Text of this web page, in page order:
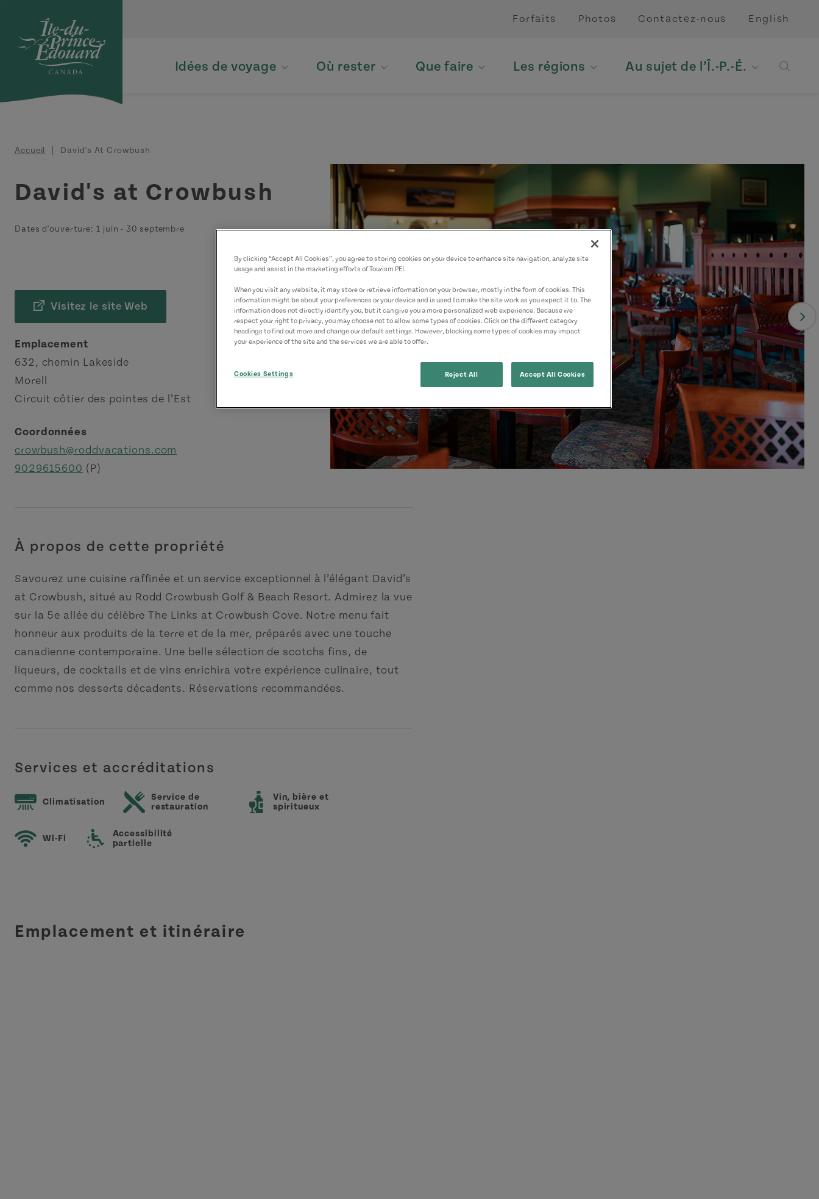
Forfaits Photos Contactez-nous English
Idées de voyage Où rester Que faire Les régions Au sujet de l’Î.-P.-É. Open
Fil d'Ariane
Accueil David's At Crowbush
David's at Crowbush
Dates d'ouverture:1 juin -30 septembre
Visitez le site Web
Emplacement
632, chemin Lakeside
Morell
Circuit côtier des pointes de l’Est
Coordonnées
crowbush@roddvacations.com
9029615600 (P)
À propos de cette propriété
Savourez une cuisine raffinée et un service exceptionnel à l’élégant David’s
at Crowbush, situé au Rodd Crowbush Golf & Beach Resort. Admirez la vue
sur la 5e allée du célèbre The Links at Crowbush Cove. Notre menu fait
honneur aux produits de la terre et de la mer, préparés avec une touche
canadienne contemporaine. Une belle sélection de scotchs fins, de
liqueurs, de cocktails et de vins enrichira votre expérience culinaire, tout
comme nos desserts décadents. Réservations recommandées.
Services et accréditations
Climatisation
Service de
restauration
Vin, bière et
spiritueux
Wi-Fi
Accessibilité
partielle
Emplacement et itinéraire
By clicking “Accept All Cookies”, you agree to storing cookies on your device to enhance site navigation, analyze site
usage and assist in the marketing efforts of Tourism PEI.
When you visit any website, it may store or retrieve information on your browser, mostly in the form of cookies. This
information might be about your preferences or your device and is used to make the site work as you expect it to. The
information does not directly identify you, but it can give you a more personalized web experience. Because we
respect your right to privacy, you may choose not to allow some types of cookies. Click on the different category
headings to find out more and change our default settings. However, blocking some types of cookies may impact
your experience of the site and the services we are able to offer.
Cookies Settings Reject All Accept All Cookies